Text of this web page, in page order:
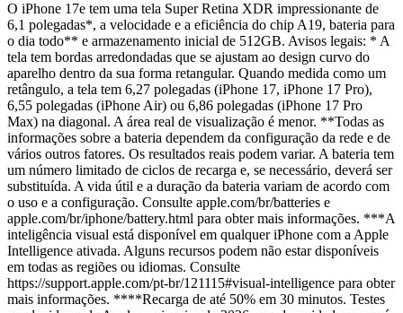
O iPhone 17e tem uma tela Super Retina XDR impressionante de
6,1 polegadas*, a velocidade e a eficiência do chip A19, bateria para
o dia todo** e armazenamento inicial de 512GB. Avisos legais: * A
tela tem bordas arredondadas que se ajustam ao design curvo do
aparelho dentro da sua forma retangular. Quando medida como um
retângulo, a tela tem 6,27 polegadas (iPhone 17, iPhone 17 Pro),
6,55 polegadas (iPhone Air) ou 6,86 polegadas (iPhone 17 Pro
Max) na diagonal. A área real de visualização é menor. **Todas as
informações sobre a bateria dependem da configuração da rede e de
vários outros fatores. Os resultados reais podem variar. A bateria tem
um número limitado de ciclos de recarga e, se necessário, deverá ser
substituída. A vida útil e a duração da bateria variam de acordo com
o uso e a configuração. Consulte apple.com/br/batteries e
apple.com/br/iphone/battery.html para obter mais informações. ***A
inteligência visual está disponível em qualquer iPhone com a Apple
Intelligence ativada. Alguns recursos podem não estar disponíveis
em todas as regiões ou idiomas. Consulte
https://support.apple.com/pt-br/121115#visual-intelligence para obter
mais informações. ****Recarga de até 50% em 30 minutos. Testes